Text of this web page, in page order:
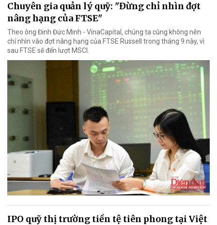
Chuyên gia quản lý quỹ: "Đừng chỉ nhìn đợt
nâng hạng của FTSE"
Theo ông Đinh Đức Minh - VinaCapital, chúng ta cũng không nên
chỉ nhìn vào đợt nâng hạng của FTSE Russell trong tháng 9 này, vì
sau FTSE sẽ đến lượt MSCI.
IPO quỹ thị trường tiền tệ tiên phong tại Việt